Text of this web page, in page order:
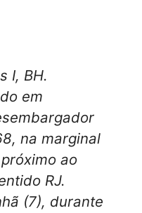
I, BH.
em
na marginal
ao
RJ.
(7), durante